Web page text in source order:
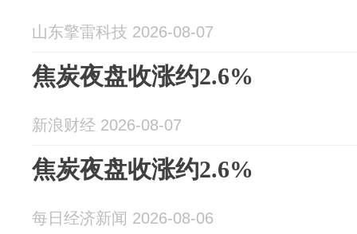
山东擎雷科技 2026-08-07
焦炭夜盘收涨约2.6%
新浪财经 2026-08-07
焦炭夜盘收涨约2.6%
每日经济新闻 2026-08-06